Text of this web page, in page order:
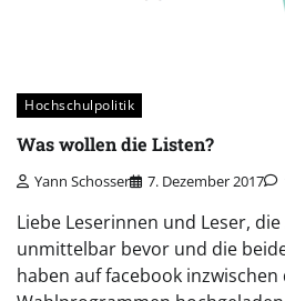
Hochschulpolitik
Was wollen die Listen?
Yann Schosser 7. Dezember 2017
Liebe Leserinnen und Leser,
unmittelbar bevor und die
haben auf facebook